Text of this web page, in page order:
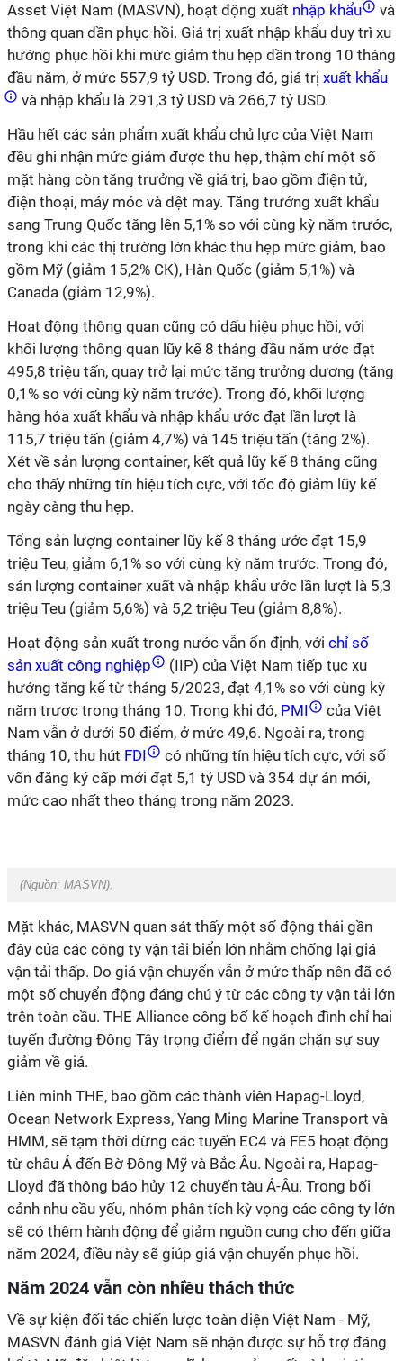
Asset Việt Nam (MASVN), hoạt động xuất nhập khẩu
và
thông quan dần phục hồi. Giá trị xuất nhập khẩu duy trì xu
hướng phục hồi khi mức giảm thu hẹp dần trong 10 tháng
đầu năm, ở mức 557,9 tỷ USD. Trong đó, giá trị xuất khẩu
và nhập khẩu là 291,3 tỷ USD và 266,7 tỷ USD.
Hầu hết các sản phẩm xuất khẩu chủ lực của Việt Nam
đều ghi nhận mức giảm được thu hẹp, thậm chí một số
mặt hàng còn tăng trưởng về giá trị, bao gồm điện tử,
điện thoại, máy móc và dệt may. Tăng trưởng xuất khẩu
sang Trung Quốc tăng lên 5,1% so với cùng kỳ năm trước,
trong khi các thị trường lớn khác thu hẹp mức giảm, bao
gồm Mỹ (giảm 15,2% CK), Hàn Quốc (giảm 5,1%) và
Canada (giảm 12,9%).
Hoạt động thông quan cũng có dấu hiệu phục hồi, với
khối lượng thông quan lũy kế 8 tháng đầu năm ước đạt
495,8 triệu tấn, quay trở lại mức tăng trưởng dương (tăng
0,1% so với cùng kỳ năm trước). Trong đó, khối lượng
hàng hóa xuất khẩu và nhập khẩu ước đạt lần lượt là
115,7 triệu tấn (giảm 4,7%) và 145 triệu tấn (tăng 2%).
Xét về sản lượng container, kết quả lũy kế 8 tháng cũng
cho thấy những tín hiệu tích cực, với tốc độ giảm lũy kế
ngày càng thu hẹp.
Tổng sản lượng container lũy kế 8 tháng ước đạt 15,9
triệu Teu, giảm 6,1% so với cùng kỳ năm trước. Trong đó,
sản lượng container xuất và nhập khẩu ước lần lượt là 5,3
triệu Teu (giảm 5,6%) và 5,2 triệu Teu (giảm 8,8%).
Hoạt động sản xuất trong nước vẫn ổn định, với chỉ số
sản xuất công nghiệp
(IIP) của Việt Nam tiếp tục xu
hướng tăng kể từ tháng 5/2023, đạt 4,1% so với cùng kỳ
năm trươc trong tháng 10. Trong khi đó, PMI
của Việt
Nam vẫn ở dưới 50 điểm, ở mức 49,6. Ngoài ra, trong
tháng 10, thu hút FDI
có những tín hiệu tích cực, với số
vốn đăng ký cấp mới đạt 5,1 tỷ USD và 354 dự án mới,
mức cao nhất theo tháng trong năm 2023.
(Nguồn: MASVN).
Mặt khác, MASVN quan sát thấy một số động thái gần
đây của các công ty vận tải biển lớn nhằm chống lại giá
vận tải thấp. Do giá vận chuyển vẫn ở mức thấp nên đã có
một số chuyển động đáng chú ý từ các công ty vận tải lớn
trên toàn cầu. THE Alliance công bố kế hoạch đình chỉ hai
tuyến đường Đông Tây trọng điểm để ngăn chặn sự suy
giảm về giá.
Liên minh THE, bao gồm các thành viên Hapag-Lloyd,
Ocean Network Express, Yang Ming Marine Transport và
HMM, sẽ tạm thời dừng các tuyến EC4 và FE5 hoạt động
từ châu Á đến Bờ Đông Mỹ và Bắc Âu. Ngoài ra, Hapag-
Lloyd đã thông báo hủy 12 chuyến tàu Á-Âu. Trong bối
cảnh nhu cầu yếu, nhóm phân tích kỳ vọng các công ty lớn
sẽ có thêm hành động để giảm nguồn cung cho đến giữa
năm 2024, điều này sẽ giúp giá vận chuyển phục hồi.
Năm 2024 vẫn còn nhiều thách thức
Về sự kiện đối tác chiến lược toàn diện Việt Nam - Mỹ,
MASVN đánh giá Việt Nam sẽ nhận được sự hỗ trợ đáng